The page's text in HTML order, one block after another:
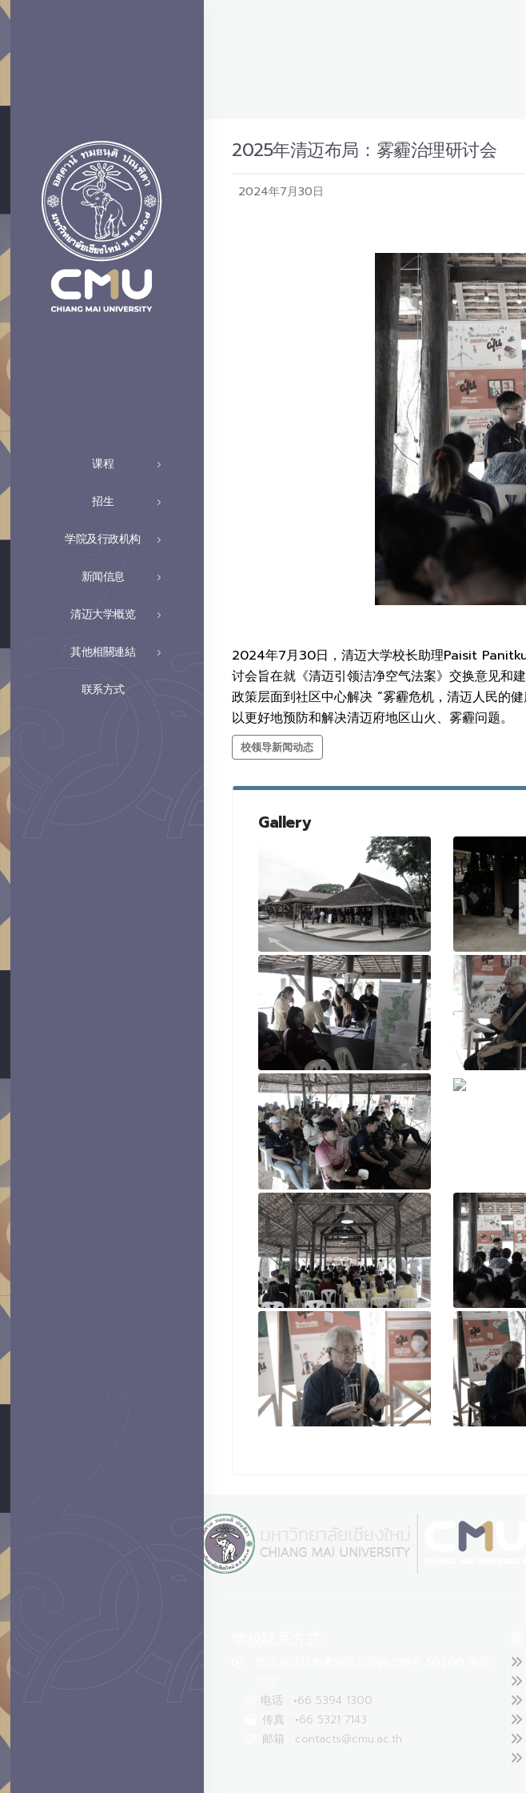
课程
招生
学院及行政机构
新闻信息
清迈大学概览
其他相關連結
联系方式
2025年清迈布局：雾霾治理研讨会
2024年7月30日
2024年7月30日，清迈大学校长助理Paisit
讨会旨在就《清迈引领洁净空气法案》交换意见和
政策层面到社区中心解决 “雾霾危机，清迈人民的
以更好地预防和解决清迈府地区山火、雾霾问题。
校领导新闻动态
Gallery
电话 : +66 5394 1300
传真 : +66 5321 7143
邮箱 : contacts@cmu.ac.th